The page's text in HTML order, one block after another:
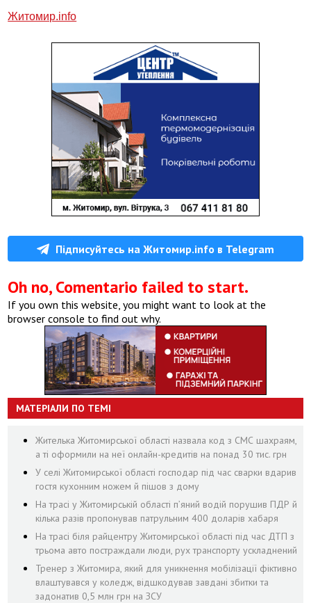
Житомир.info
Підписуйтесь на Житомир.info в Telegram
Oh no, Comentario failed to start.
If you own this website, you might want to look at the
browser console to find out why.
МАТЕРІАЛИ ПО ТЕМІ
Жителька Житомирської області назвала код з СМС шахраям,
а ті оформили на неї онлайн-кредитів на понад 30 тис. грн
У селі Житомирської області господар під час сварки вдарив
гостя кухонним ножем й пішов з дому
На трасі у Житомирській області п’яний водій порушив ПДР й
кілька разів пропонував патрульним 400 доларів хабаря
На трасі біля райцентру Житомирської області під час ДТП з
трьома авто постраждали люди, рух транспорту ускладнений
Тренер з Житомира, який для уникнення мобілізації фіктивно
влаштувався у коледж, відшкодував завдані збитки та
задонатив 0,5 млн грн на ЗСУ